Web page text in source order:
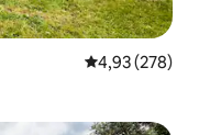
Vidutinis
4,93 (278)